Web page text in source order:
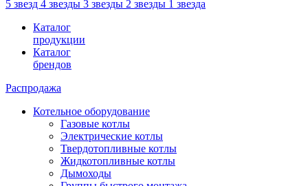
5 звезд 4 звезды 3 звезды 2 звезды 1 звезда
Каталог
продукции
Каталог
брендов
Распродажа
Котельное оборудование
Газовые котлы
Электрические котлы
Твердотопливные котлы
Жидкотопливные котлы
Дымоходы